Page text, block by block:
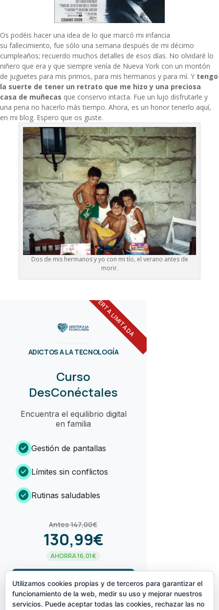
Os podéis hacer una idea de lo que marcó mi infancia
su fallecimiento, fue sólo una semana después de mi décimo
cumpleaños; recuerdo muchos detalles de esos días. No olvidaré lo
niñero que era y que siempre venía de Nueva York con un montón
de juguetes para mis primos, para mis hermanos y para mí. Y tengo
la suerte de tener un retrato que me hizo y una preciosa
casa de muñecas que conservo intacta. Fue un lujo disfrutarle y
una pena no hacerlo más tiempo. Ahora, es un honor tenerlo aquí,
en mi blog. Espero que os guste.
Dos de mis hermanos y yo con mi tío, el verano antes de
morir.
OFERTA LIMITADA
ADICTOS A LA TECNOLOGÍA
Curso
DesConéctales
Encuentra el equilibrio digital
en familia
check_circle Gestión de pantallas
check_circle Límites sin conflictos
check_circle Rutinas saludables
Antes 147,00€
130,99€
AHORRA 16,01€
¡LO QUIERO!arrow_forward
Utilizamos cookies propias y de terceros para garantizar el
funcionamiento de la web, medir su uso y mejorar nuestros
servicios. Puede aceptar todas las cookies, rechazar las no